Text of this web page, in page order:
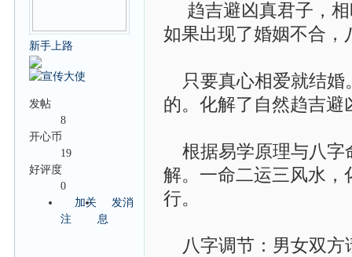
新手上路
发帖
8
开心币
19
好评度
0
加关
注
发消
息
趋吉避凶真君子，相
如果出现了婚姻不合，
只要真心相爱就结婚
的。化解了自然趋吉避
根据易学原理与八字
解。一命二运三风水，
行。
八字调节：男女双方